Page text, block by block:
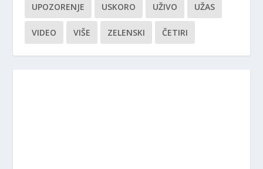
UPOZORENJE USKORO UŽIVO UŽAS
VIDEO VIŠE ZELENSKI ČETIRI